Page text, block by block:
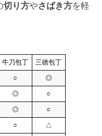
切り方やさばき方を軽
牛刀包丁 三徳包丁
○ ◎
◎ ○
◎ ○
○ △